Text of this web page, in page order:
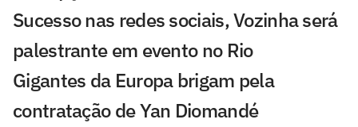
Sucesso nas redes sociais, Vozinha será
palestrante em evento no Rio
Gigantes da Europa brigam pela
contratação de Yan Diomandé